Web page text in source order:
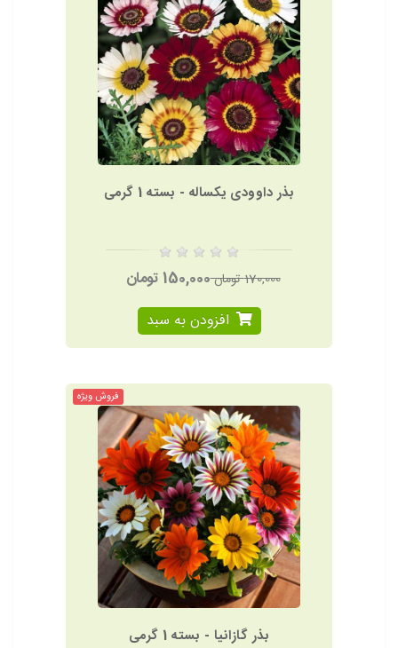
بذر داوودی یکساله - بسته 1 گرمی
170,000 تومان
150,000 تومان
افزودن به سبد
فروش ویژه
بذر گازانیا - بسته 1 گرمی